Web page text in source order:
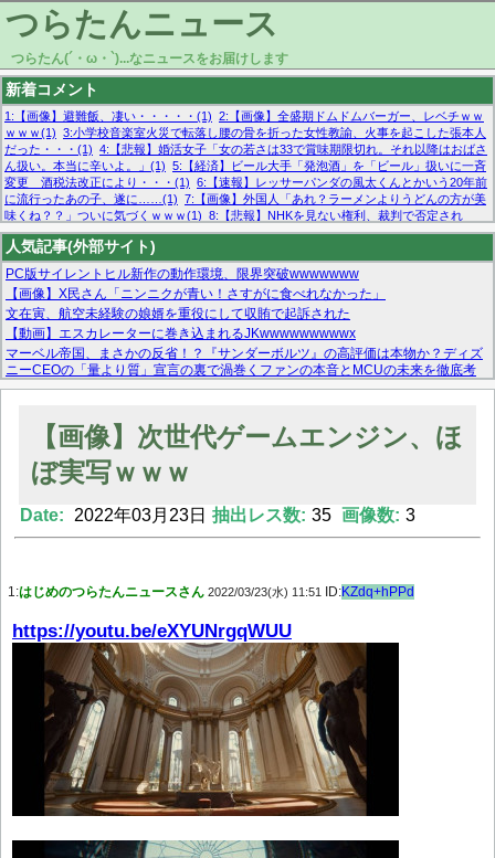
つらたんニュース
つらたん(´・ω・`)...なニュースをお届けします
新着コメント
1:【画像】避難飯、凄い・・・・・(1) 2:【画像】全盛期ドムドムバーガー、レベチｗｗ
ｗｗｗ(1) 3:小学校音楽室火災で転落し腰の骨を折った女性教諭、火事を起こした張本人
だった・・・(1) 4:【悲報】婚活女子「女の若さは33で賞味期限切れ。それ以降はおばさ
ん扱い。本当に辛いよ。」(1) 5:【経済】ビール大手「発泡酒」を「ビール」扱いに一斉
変更 酒税法改正により・・・(1) 6:【速報】レッサーパンダの風太くんとかいう20年前
に流行ったあの子、遂に……(1) 7:【画像】外国人「あれ？ラーメンよりうどんの方が美
味くね？？」ついに気づくｗｗｗ(1) 8:【悲報】NHKを見ない権利、裁判で否定され
る・・・(1) 9:欧州委員長「原発縮小は間違いでした」(1) 10:【悲報】日本企業の人手不
足、限界突破 52%「正社員も足りてません…」(1)
人気記事(外部サイト)
PC版サイレントヒル新作の動作環境、限界突破wwwwwww
【画像】X民さん「ニンニクが青い！さすがに食べれなかった」
文在寅、航空未経験の娘婿を重役にして収賄で起訴された
【動画】エスカレーターに巻き込まれるJKwwwwwwwwwx
マーベル帝国、まさかの反省！？『サンダーボルツ』の高評価は本物か？ディズ
ニーCEOの「量より質」宣言の裏で渦巻くファンの本音とMCUの未来を徹底考
察！
【画像あり】FacebookとかTwitterで拾ったエロ画像貼ってくよ
【画像】次世代ゲームエンジン、ほ
ぼ実写ｗｗｗ
Date: 2022年03月23日 抽出レス数: 35 画像数: 3
1:はじめのつらたんニュースさん 2022/03/23(水) 11:51 ID:KZdq+hPPd
https://youtu.be/eXYUNrgqWUU